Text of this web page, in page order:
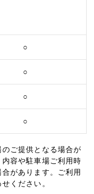
○
○
○
○
ご提供となる場合が
容や駐車場ご利用時
があります。ご利用
ください。